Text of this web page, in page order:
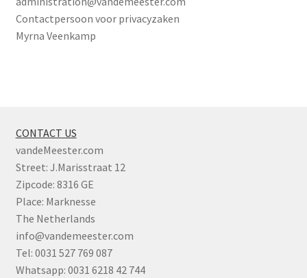
Contactpersoon voor privacyzaken
Myrna Veenkamp
CONTACT US
vandeMeester.com
Street: J.Marisstraat 12
Zipcode: 8316 GE
Place: Marknesse
The Netherlands
info@vandemeester.com
Tel: 0031 527 769 087
Whatsapp: 0031 6218 42 744